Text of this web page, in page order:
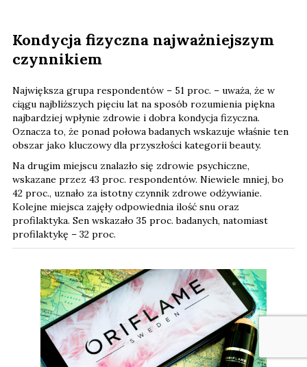
Kondycja fizyczna najważniejszym
czynnikiem
Największa grupa respondentów – 51 proc. – uważa, że w
ciągu najbliższych pięciu lat na sposób rozumienia piękna
najbardziej wpłynie zdrowie i dobra kondycja fizyczna.
Oznacza to, że ponad połowa badanych wskazuje właśnie ten
obszar jako kluczowy dla przyszłości kategorii beauty.
Na drugim miejscu znalazło się zdrowie psychiczne,
wskazane przez 43 proc. respondentów. Niewiele mniej, bo
42 proc., uznało za istotny czynnik zdrowe odżywianie.
Kolejne miejsca zajęły odpowiednia ilość snu oraz
profilaktyka. Sen wskazało 35 proc. badanych, natomiast
profilaktykę – 32 proc.